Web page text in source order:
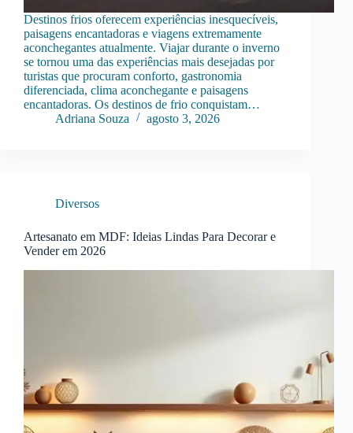
Destinos frios oferecem experiências inesquecíveis,
paisagens encantadoras e viagens extremamente
aconchegantes atualmente. Viajar durante o inverno
se tornou uma das experiências mais desejadas por
turistas que procuram conforto, gastronomia
diferenciada, clima aconchegante e paisagens
encantadoras. Os destinos de frio conquistam…
Adriana Souza
agosto 3, 2026
Diversos
Artesanato em MDF: Ideias Lindas Para Decorar e
Vender em 2026